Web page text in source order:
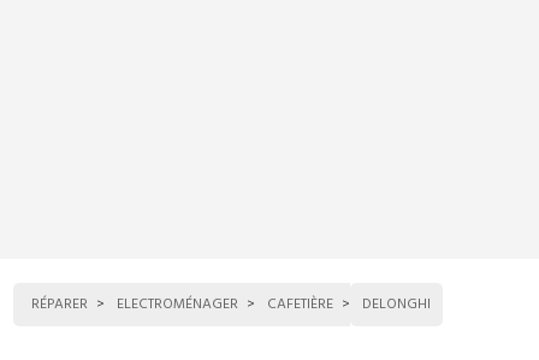
RÉPARER ELECTROMÉNAGER CAFETIÈRE DELONGHI